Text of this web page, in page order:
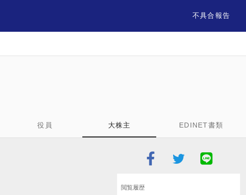
不具合報告
役員 大株主 EDINET書類
閲覧履歴